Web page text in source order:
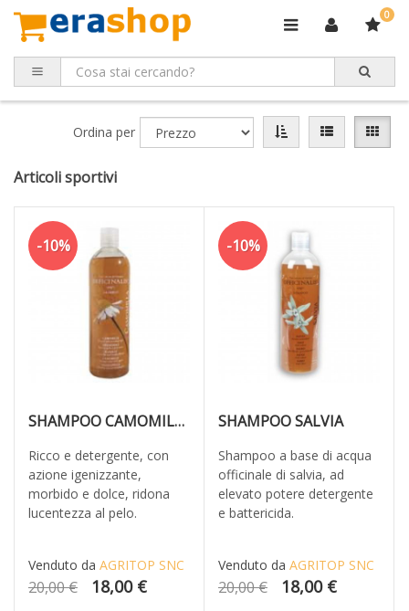
0
Ordina per
Articoli sportivi
-10%
SHAMPOO CAMOMILLA
Ricco e detergente, con
azione igenizzante,
morbido e dolce, ridona
lucentezza al pelo.
Venduto da AGRITOP SNC
20,00 € 18,00 €
-10%
SHAMPOO SALVIA
Shampoo a base di acqua
officinale di salvia, ad
elevato potere detergente
e battericida.
Venduto da AGRITOP SNC
20,00 € 18,00 €